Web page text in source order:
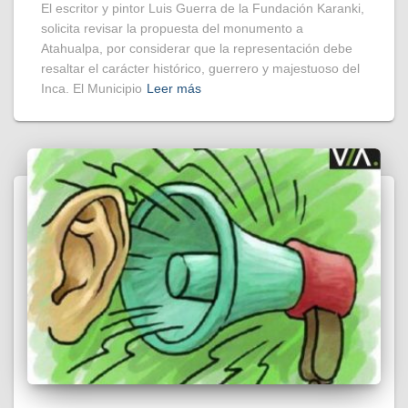
El escritor y pintor Luis Guerra de la Fundación Karanki,
solicita revisar la propuesta del monumento a
Atahualpa, por considerar que la representación debe
resaltar el carácter histórico, guerrero y majestuoso del
Inca. El Municipio Leer más